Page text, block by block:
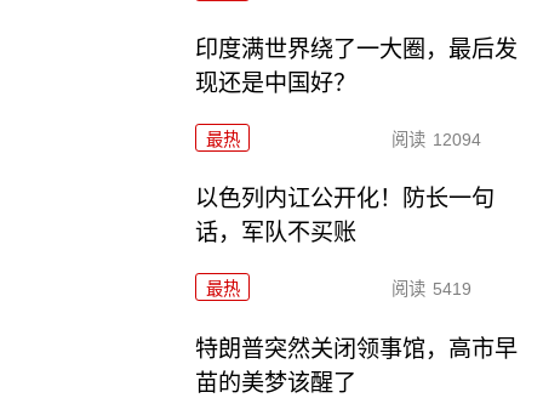
印度满世界绕了一大圈，最后发
现还是中国好？
最热 阅读 12094
以色列内讧公开化！防长一句
话，军队不买账
最热 阅读 5419
特朗普突然关闭领事馆，高市早
苗的美梦该醒了